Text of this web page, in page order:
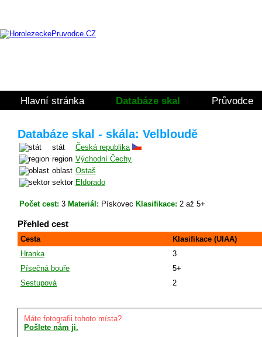
Hlavní stránka Databáze skal Průvodce
Databáze skal - skála: Velbloudě
stát
Česká republika
region Východní Čechy
oblast Ostaš
sektor Eldorado
Počet cest: 3 Materiál: Pískovec Klasifikace: 2 až 5+
Přehled cest
Cesta
Klasifikace (UIAA)
Hranka
3
Písečná bouře
5+
Sestupová
2
Máte fotografii tohoto místa?
Pošlete nám ji.